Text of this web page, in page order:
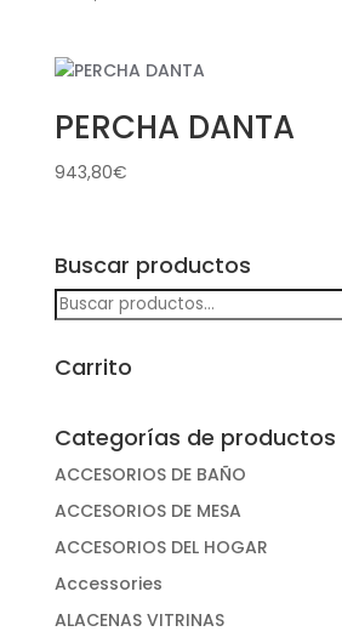
PERCHA DANTA
943,80€
Buscar productos
Buscar
por:
Carrito
Categorías de productos
ACCESORIOS DE BAÑO
ACCESORIOS DE MESA
ACCESORIOS DEL HOGAR
Accessories
ALACENAS VITRINAS